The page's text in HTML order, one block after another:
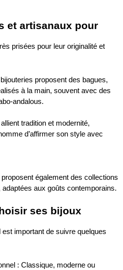
et artisanaux pour
prisées pour leur originalité et
proposent des bagues,
à la main, souvent avec des
andalous.
tradition et modernité,
d’affirmer son style avec
également des collections
adaptées aux goûts contemporains.
ses bijoux
important de suivre quelques
: Classique, moderne ou